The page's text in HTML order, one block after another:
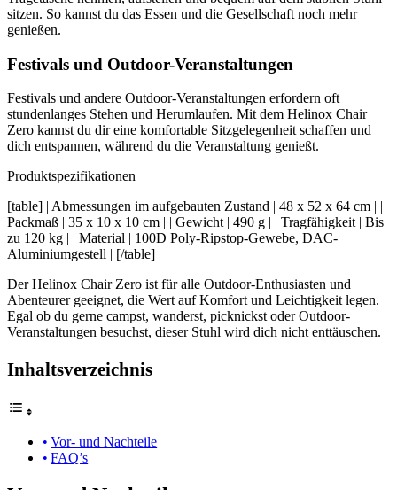
sitzen. So kannst du das Essen und die Gesellschaft noch mehr
genießen.
Festivals und Outdoor-Veranstaltungen
Festivals und andere Outdoor-Veranstaltungen erfordern oft
stundenlanges Stehen und Herumlaufen. Mit dem Helinox Chair
Zero kannst du dir eine komfortable Sitzgelegenheit schaffen und
dich entspannen, während du die Veranstaltung genießt.
Produktspezifikationen
[table] | Abmessungen im aufgebauten Zustand | 48 x 52 x 64 cm | |
Packmaß | 35 x 10 x 10 cm | | Gewicht | 490 g | | Tragfähigkeit | Bis
zu 120 kg | | Material | 100D Poly-Ripstop-Gewebe, DAC-
Aluminiumgestell | [/table]
Der Helinox Chair Zero ist für alle Outdoor-Enthusiasten und
Abenteurer geeignet, die Wert auf Komfort und Leichtigkeit legen.
Egal ob du gerne campst, wanderst, picknickst oder Outdoor-
Veranstaltungen besuchst, dieser Stuhl wird dich nicht enttäuschen.
Inhaltsverzeichnis
Vor- und Nachteile
FAQ’s